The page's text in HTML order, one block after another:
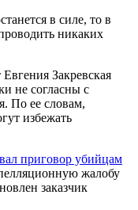
в силе, то в
никаких
Закревская
не согласны с
По ее словам,
избежать
приговор убийцам
жалобу
заказчик